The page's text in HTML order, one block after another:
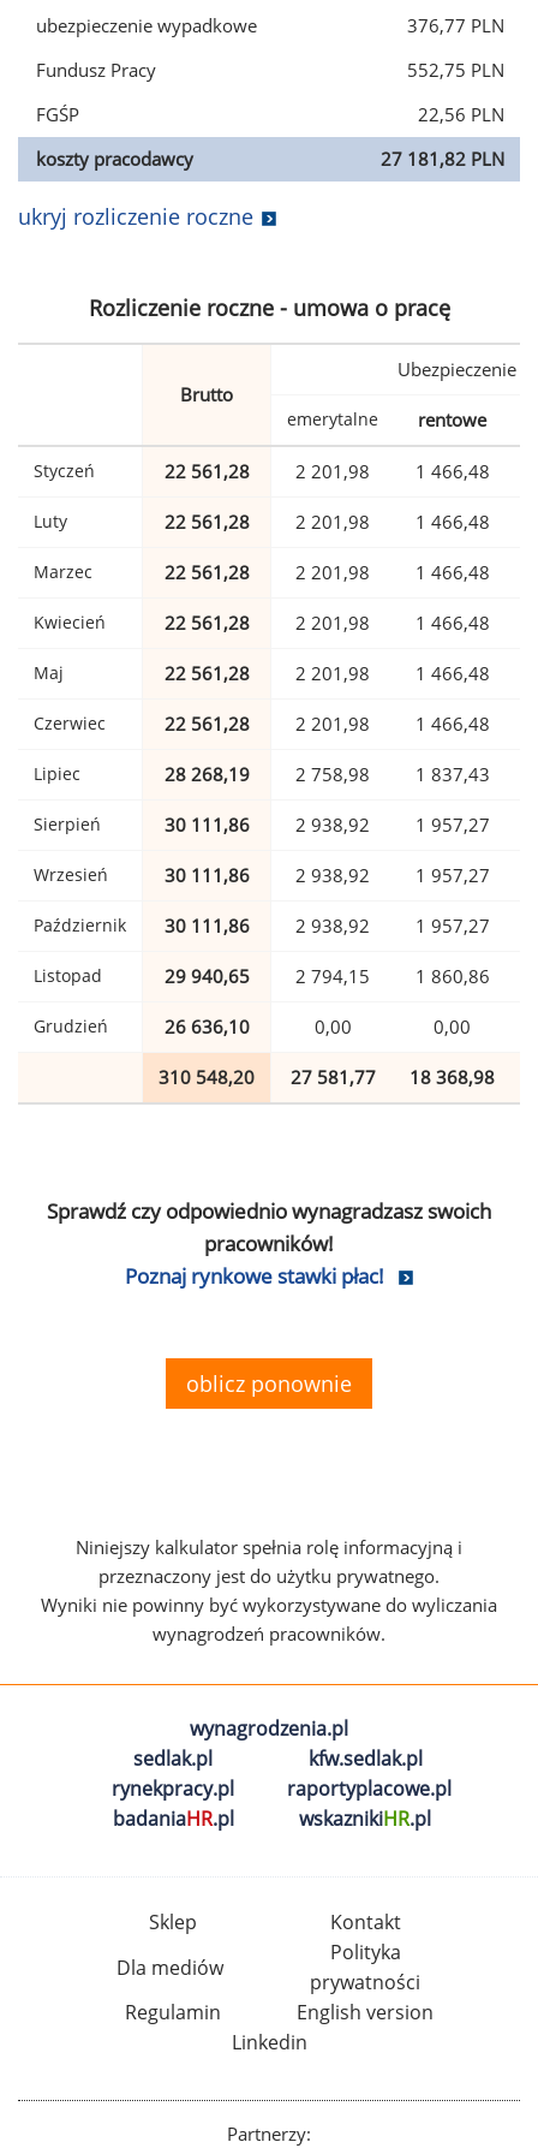
ubezpieczenie wypadkowe
376,77 PLN
Fundusz Pracy
552,75 PLN
FGŚP
22,56 PLN
koszty pracodawcy
27 181,82 PLN
ukryj rozliczenie roczne
Rozliczenie roczne - umowa o pracę
Brutto
Ubezpieczenie
emerytalne rentowe
Styczeń 22 561,28 2 201,98 1 466,48
Luty 22 561,28 2 201,98 1 466,48
Marzec 22 561,28 2 201,98 1 466,48
Kwiecień 22 561,28 2 201,98 1 466,48
Maj 22 561,28 2 201,98 1 466,48
Czerwiec 22 561,28 2 201,98 1 466,48
Lipiec 28 268,19 2 758,98 1 837,43
Sierpień 30 111,86 2 938,92 1 957,27
Wrzesień 30 111,86 2 938,92 1 957,27
Październik 30 111,86 2 938,92 1 957,27
Listopad 29 940,65 2 794,15 1 860,86
Grudzień 26 636,10 0,00 0,00
310 548,20 27 581,77 18 368,98
Sprawdź czy odpowiednio wynagradzasz swoich
pracowników!
Poznaj rynkowe stawki płac!
oblicz ponownie
Niniejszy kalkulator spełnia rolę informacyjną i
przeznaczony jest do użytku prywatnego.
Wyniki nie powinny być wykorzystywane do wyliczania
wynagrodzeń pracowników.
wynagrodzenia.pl
sedlak.pl
kfw.sedlak.pl
rynekpracy.pl
raportyplacowe.pl
badaniaHR.pl wskaznikiHR.pl
Sklep
Kontakt
Dla mediów
Polityka
prywatności
Regulamin
English version
Linkedin
Partnerzy: